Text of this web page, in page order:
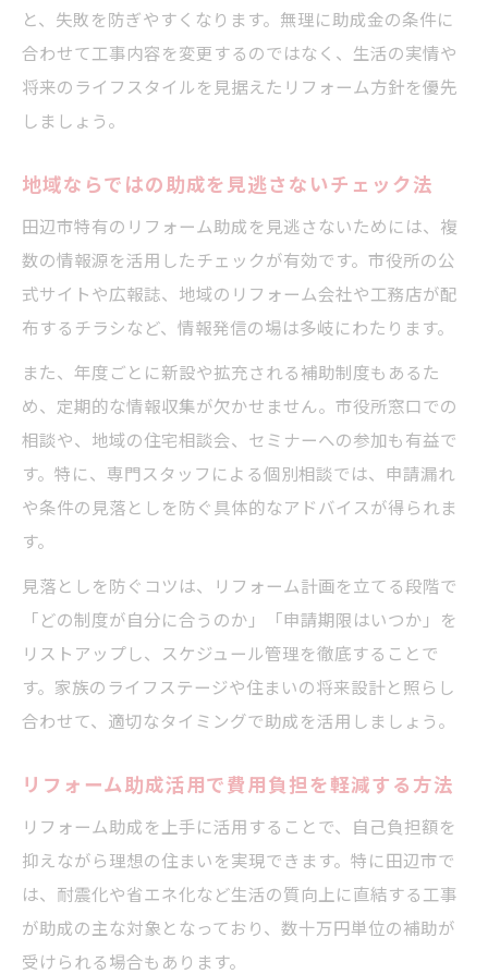
と、失敗を防ぎやすくなります。無理に助成金の条件に
合わせて工事内容を変更するのではなく、生活の実情や
将来のライフスタイルを見据えたリフォーム方針を優先
しましょう。
地域ならではの助成を見逃さないチェック法
田辺市特有のリフォーム助成を見逃さないためには、複
数の情報源を活用したチェックが有効です。市役所の公
式サイトや広報誌、地域のリフォーム会社や工務店が配
布するチラシなど、情報発信の場は多岐にわたります。
また、年度ごとに新設や拡充される補助制度もあるた
め、定期的な情報収集が欠かせません。市役所窓口での
相談や、地域の住宅相談会、セミナーへの参加も有益で
す。特に、専門スタッフによる個別相談では、申請漏れ
や条件の見落としを防ぐ具体的なアドバイスが得られま
す。
見落としを防ぐコツは、リフォーム計画を立てる段階で
「どの制度が自分に合うのか」「申請期限はいつか」を
リストアップし、スケジュール管理を徹底することで
す。家族のライフステージや住まいの将来設計と照らし
合わせて、適切なタイミングで助成を活用しましょう。
リフォーム助成活用で費用負担を軽減する方法
リフォーム助成を上手に活用することで、自己負担額を
抑えながら理想の住まいを実現できます。特に田辺市で
は、耐震化や省エネ化など生活の質向上に直結する工事
が助成の主な対象となっており、数十万円単位の補助が
受けられる場合もあります。